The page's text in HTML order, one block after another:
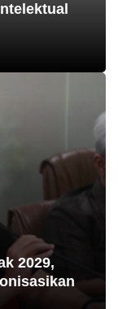
2029,